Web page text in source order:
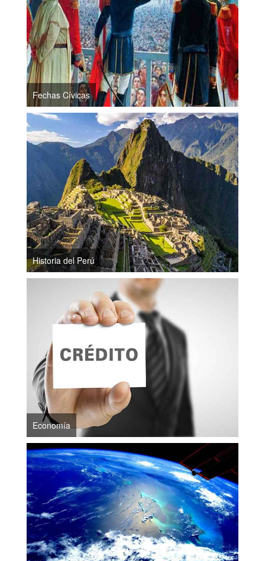
Fechas Cívicas
Historia del Perú
Economía